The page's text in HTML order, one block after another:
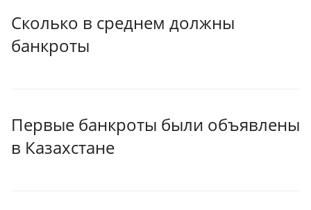
Сколько в среднем должны
банкроты
Первые банкроты были объявлены
в Казахстане